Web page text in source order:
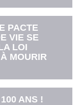
PACTE
VIE SE
LOI
MOURIR
ANS !